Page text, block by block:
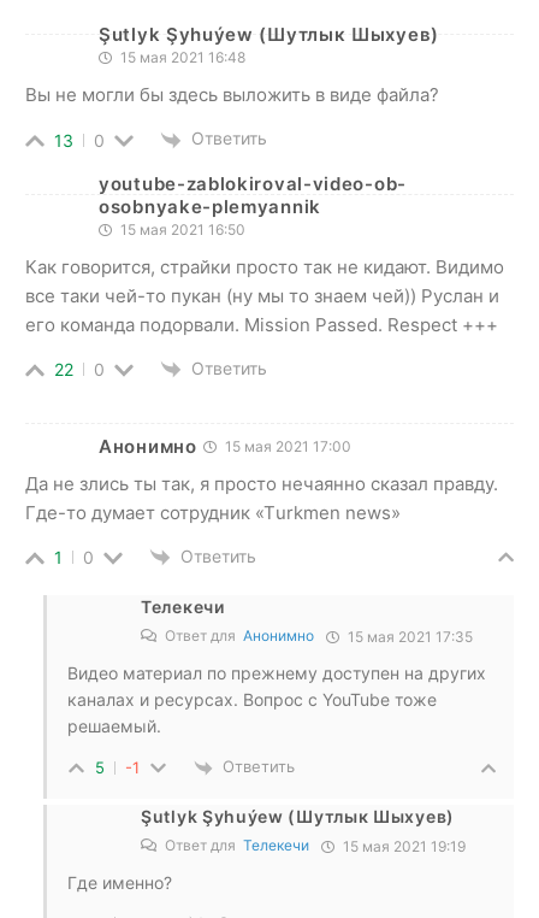
Şutlyk Şyhuýew (Шутлык Шыхуев)
15 мая 2021 16:48
Вы не могли бы здесь выложить в виде файла?
13 0 Ответить
youtube-zablokiroval-video-ob-
osobnyake-plemyannik
15 мая 2021 16:50
Как говорится, страйки просто так не кидают. Видимо
все таки чей-то пукан (ну мы то знаем чей)) Руслан и
его команда подорвали. Mission Passed. Respect +++
22 0 Ответить
Анонимно 15 мая 2021 17:00
Да не злись ты так, я просто нечаянно сказал правду.
Где-то думает сотрудник «Тurkmen news»
1 0 Ответить
Телекечи
Ответ для Анонимно 15 мая 2021 17:35
Видео материал по прежнему доступен на других
каналах и ресурсах. Вопрос с YouTube тоже
решаемый.
5 -1 Ответить
Şutlyk Şyhuýew (Шутлык Шыхуев)
Ответ для Телекечи 15 мая 2021 19:19
Где именно?